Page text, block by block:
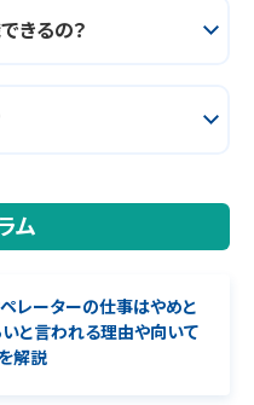
きるの？
ム
レーターの仕事はやめと
いと言われる理由や向いて
解説